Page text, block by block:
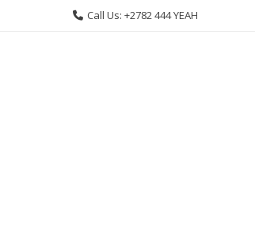
Call Us: +2782 444 YEAH